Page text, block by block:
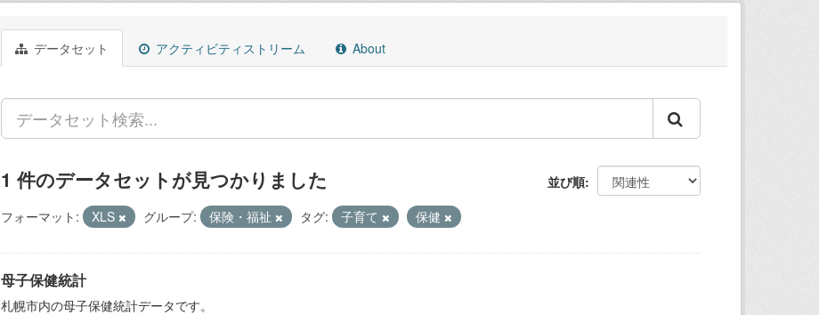
データセット アクティビティストリーム About
並び順
1 件のデータセットが見つかりました
フォーマット: XLS グループ: 保険・福祉 タグ: 子育て 保健
母子保健統計
札幌市内の母子保健統計データです。